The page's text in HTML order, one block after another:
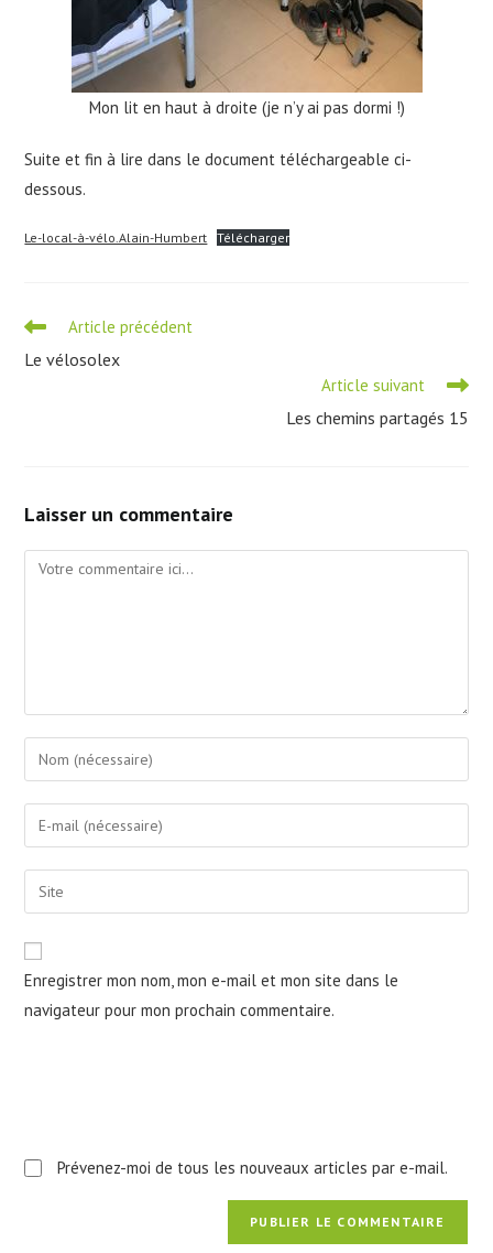
Mon lit en haut à droite (je n’y ai pas dormi !)
Suite et fin à lire dans le document téléchargeable ci-
dessous.
Le-local-à-vélo.Alain-Humbert Télécharger
Read
articles
Article précédent
Le vélosolex
Article suivant
Les chemins partagés 15
Laisser un commentaire
Comment
Enter
your
name
comment
Enter
your
email
address
Saisir
l’URL
votre
site
(facultatif)
Enregistrer mon nom, mon e-mail et mon site dans le
navigateur pour mon prochain commentaire.
Prévenez-moi de tous les nouveaux articles par e-mail.